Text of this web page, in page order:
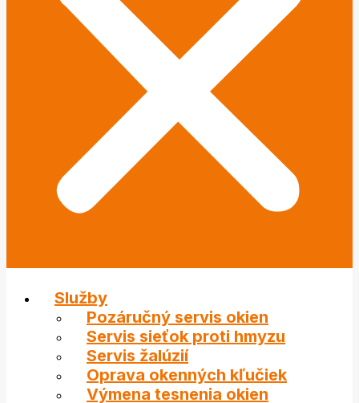
Služby
Pozáručný servis okien
Servis sieťok proti hmyzu
Servis žalúzií
Oprava okenných kľučiek
Výmena tesnenia okien